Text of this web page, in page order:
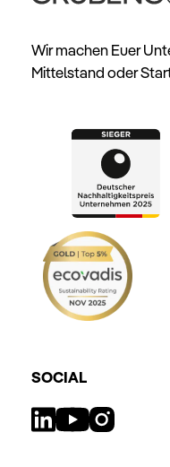
Wir machen Euer
Mittelstand oder
SOCIAL